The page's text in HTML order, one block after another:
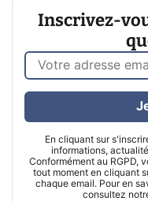
Inscrivez-
En cliquant sur
informations,
Conformément au RGPD,
tout moment en cliquant
chaque email. Pour en
consultez